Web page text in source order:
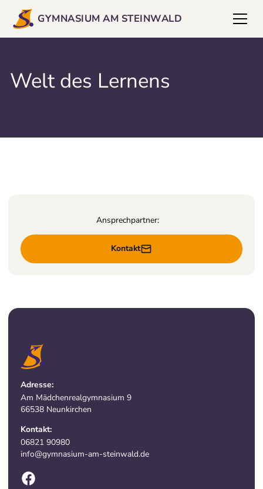
GYMNASIUM AM STEINWALD
Welt des Lernens
Ansprechpartner:
Kontakt
Adresse:
Am Mädchenrealgymnasium 9
66538 Neunkirchen
Kontakt:
06821 90980
info@gymnasium-am-steinwald.de